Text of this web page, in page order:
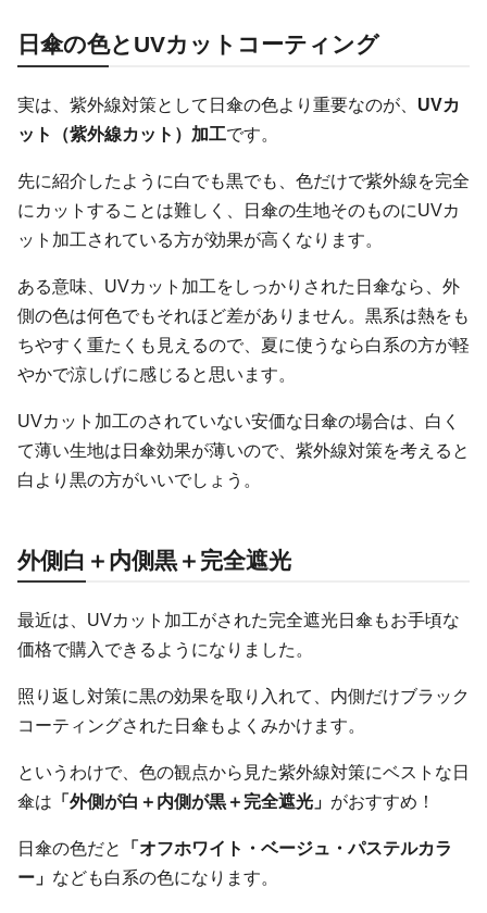
日傘の色とUVカットコーティング
実は、紫外線対策として日傘の色より重要なのが、 UVカ
ット（紫外線カット）加工です。
先に紹介したように白でも黒でも、色だけで紫外線を完全
にカットすることは難しく、日傘の生地そのものにUVカ
ット加工されている方が効果が高くなります。
ある意味、UVカット加工をしっかりされた日傘なら、外
側の色は何色でもそれほど差がありません。黒系は熱をも
ちやすく重たくも見えるので、夏に使うなら白系の方が軽
やかで涼しげに感じると思います。
UVカット加工のされていない安価な日傘の場合は、白く
て薄い生地は日傘効果が薄いので、紫外線対策を考えると
白より黒の方がいいでしょう。
外側白＋内側黒＋完全遮光
最近は、UVカット加工がされた完全遮光日傘もお手頃な
価格で購入できるようになりました。
照り返し対策に黒の効果を取り入れて、内側だけブラック
コーティングされた日傘もよくみかけます。
というわけで、色の観点から見た紫外線対策にベストな日
傘は 「外側が白＋内側が黒＋完全遮光」 がおすすめ！
日傘の色だと
「オフホワイト・ベージュ・パステルカラ
ー」 なども白系の色になります。